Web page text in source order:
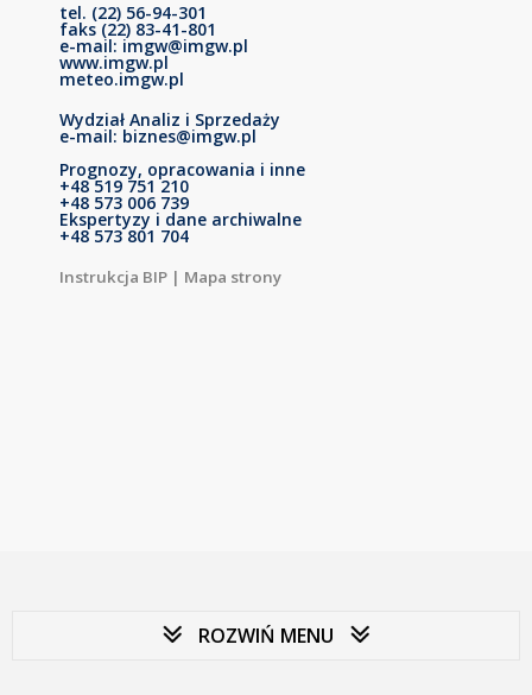
tel. (22) 56-94-301
faks (22) 83-41-801
e-mail: imgw@imgw.pl
www.imgw.pl
meteo.imgw.pl
Wydział Analiz i Sprzedaży
e-mail: biznes@imgw.pl
Prognozy, opracowania i inne
+48 519 751 210
+48 573 006 739
Ekspertyzy i dane archiwalne
+48 573 801 704
Instrukcja BIP | Mapa strony
ROZWIŃ MENU